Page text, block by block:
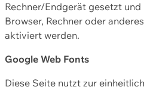
Rechner/Endgerät gesetzt
Browser, Rechner oder
aktiviert werden.
Google Web Fonts
Diese Seite nutzt zur